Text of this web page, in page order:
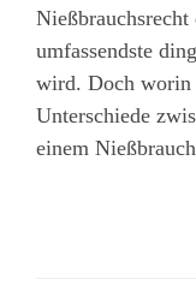
Nießbrauchsrecht
umfassendste
wird. Doch worin
Unterschiede
einem